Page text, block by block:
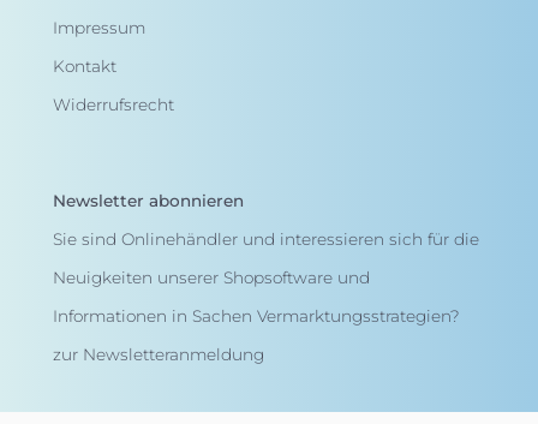
Impressum
Kontakt
Widerrufsrecht
Newsletter abonnieren
Sie sind Onlinehändler und interessieren sich für die
Neuigkeiten unserer Shopsoftware und
Informationen in Sachen Vermarktungsstrategien?
zur Newsletteranmeldung